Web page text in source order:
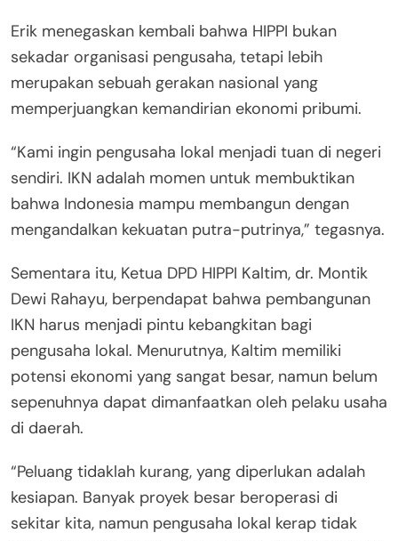
Erik menegaskan kembali bahwa HIPPI bukan
sekadar organisasi pengusaha, tetapi lebih
merupakan sebuah gerakan nasional yang
memperjuangkan kemandirian ekonomi pribumi.
“Kami ingin pengusaha lokal menjadi tuan di negeri
sendiri. IKN adalah momen untuk membuktikan
bahwa Indonesia mampu membangun dengan
mengandalkan kekuatan putra-putrinya,” tegasnya.
Sementara itu, Ketua DPD HIPPI Kaltim, dr. Montik
Dewi Rahayu, berpendapat bahwa pembangunan
IKN harus menjadi pintu kebangkitan bagi
pengusaha lokal. Menurutnya, Kaltim memiliki
potensi ekonomi yang sangat besar, namun belum
sepenuhnya dapat dimanfaatkan oleh pelaku usaha
di daerah.
“Peluang tidaklah kurang, yang diperlukan adalah
kesiapan. Banyak proyek besar beroperasi di
sekitar kita, namun pengusaha lokal kerap tidak